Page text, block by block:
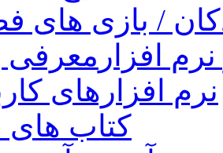
/ بازی های
افزار معرفی
نرم افزارهای
کتاب های